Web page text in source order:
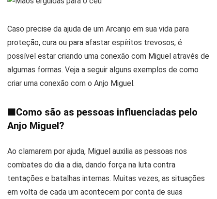
Caso precise da ajuda de um Arcanjo em sua vida para
proteção, cura ou para afastar espíritos trevosos, é
possível estar criando uma conexão com Miguel através de
algumas formas. Veja a seguir alguns exemplos de como
criar uma conexão com o Anjo Miguel.
■Como são as pessoas influenciadas pelo
Anjo Miguel?
Ao clamarem por ajuda, Miguel auxilia as pessoas nos
combates do dia a dia, dando força na luta contra
tentações e batalhas internas. Muitas vezes, as situações
em volta de cada um acontecem por conta de suas